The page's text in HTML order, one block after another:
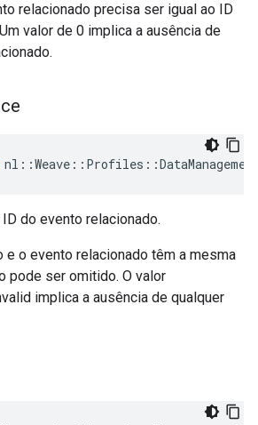
relacionado precisa ser igual ao ID
valor de 0 implica a ausência de
do evento relacionado.
e o evento relacionado têm a mesma
pode ser omitido. O valor
implica a ausência de qualquer